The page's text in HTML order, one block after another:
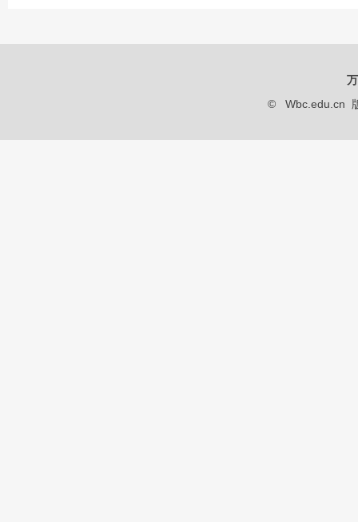
© Wbc.edu.cn